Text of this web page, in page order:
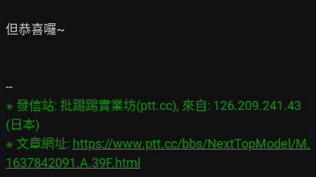
但恭喜囉~
※ 發信站: 批踢踢實業坊(ptt.cc), 來自: 126.209.241.43
(日本)
※ 文章網址: https://www.ptt.cc/bbs/NextTopModel/M.
1637842091.A.39F.html